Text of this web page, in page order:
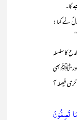
گا۔
نے کہا :
کا سلسلہ
حضورﷺ بھی
فیصلہ آ
تَصِفُوۡنَ